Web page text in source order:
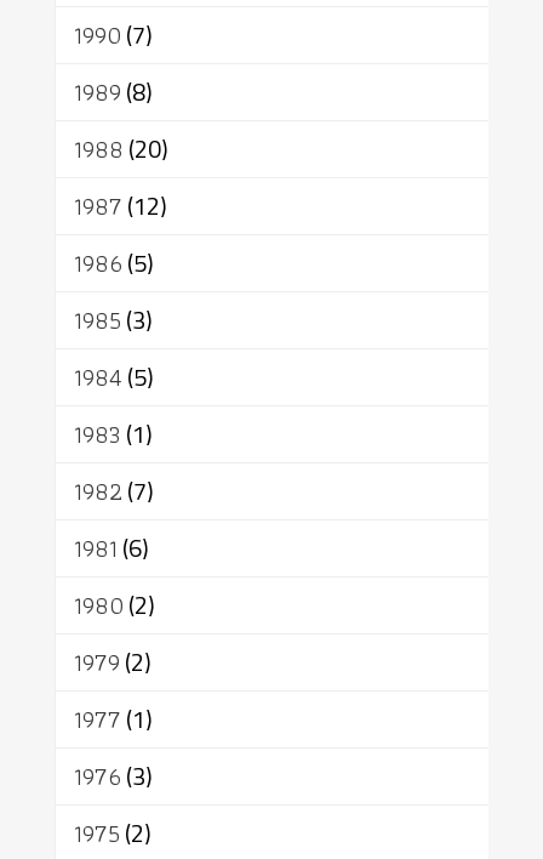
1990(7)
1989(8)
1988 (20)
1987(12)
1986(5)
1985(3)
1984(5)
1983 (1)
1982(7)
1981 (6)
1980(2)
1979(2)
1977(1)
1976(3)
1975(2)